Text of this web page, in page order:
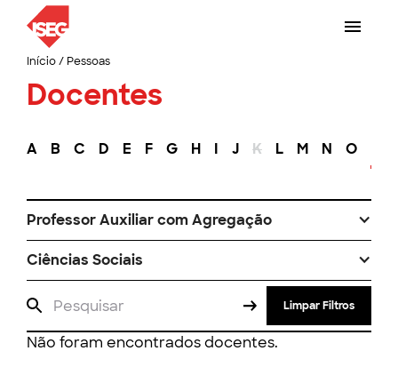
Início/ Pessoas
Docentes
A B C D E F G H I J K L M N O
Professor Auxiliar com Agregação
Ciências Sociais
Limpar Filtros
Não foram encontrados docentes.